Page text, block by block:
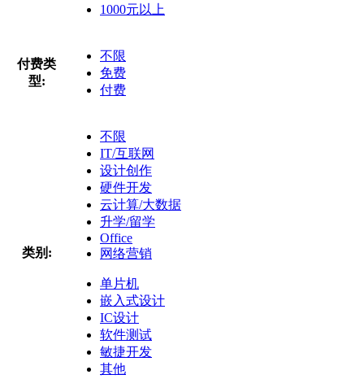
1000元以上
付费类
型:
不限
免费
付费
类别:
不限
IT/互联网
设计创作
硬件开发
云计算/大数据
升学/留学
Office
网络营销
单片机
嵌入式设计
IC设计
软件测试
敏捷开发
其他